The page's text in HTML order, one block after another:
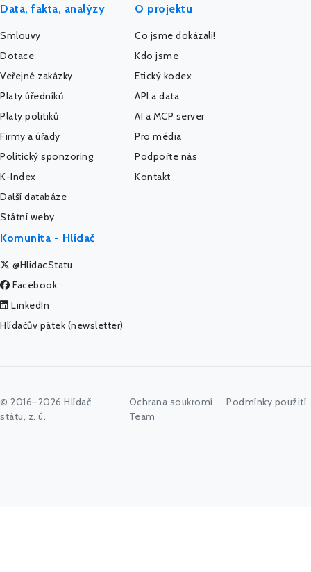
Data, fakta, analýzy
Smlouvy
Dotace
Veřejné zakázky
Platy úředníků
Platy politiků
Firmy a úřady
Politický sponzoring
K-Index
Další databáze
Státní weby
O projektu
Co jsme dokázali!
Kdo jsme
Etický kodex
API a data
AI a MCP server
Pro média
Podpořte nás
Kontakt
Komunita - Hlídač
@HlidacStatu
Facebook
LinkedIn
Hlídačův pátek (newsletter)
© 2016–2026 Hlídač
státu, z. ú.
Ochrana soukromí
Podmínky použití
Team